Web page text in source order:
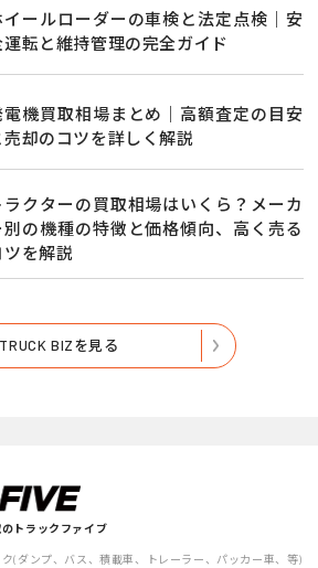
イールローダーの車検と法定点検｜安
運転と維持管理の完全ガイド
電機買取相場まとめ｜高額査定の目安
売却のコツを詳しく解説
ラクターの買取相場はいくら？メーカ
別の機種の特徴と価格傾向、高く売る
ツを解説
TRUCK BIZを見る
トラックファイブ
(ダンプ、バス、積載車、トレーラー、パッカー車、等)